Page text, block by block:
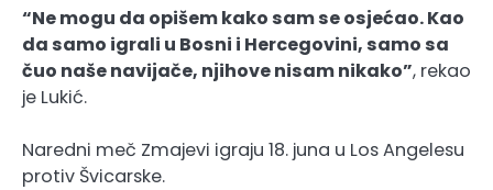
“Ne mogu da opišem kako sam se osjećao. Kao
da samo igrali u Bosni i Hercegovini, samo sa
čuo naše navijače, njihove nisam nikako”, rekao
je Lukić.
Naredni meč Zmajevi igraju 18. juna u Los Angelesu
protiv Švicarske.